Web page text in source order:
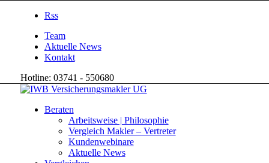
Rss
Team
Aktuelle News
Kontakt
Hotline: 03741 - 550680
Beraten
Arbeitsweise | Philosophie
Vergleich Makler – Vertreter
Kundenwebinare
Aktuelle News